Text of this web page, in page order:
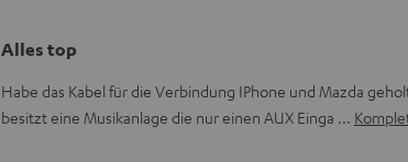
Alles top
Habe das Kabel für die Verbindung IPhone und Mazda
besitzt eine Musikanlage die nur einen AUX Einga